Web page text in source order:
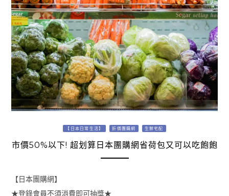
【日本日常生活】 折價團購網 生鮮宅配
市價50%以下! 超划算日本團購網省荷包又可以吃飽飽
【日本團購網】
★登錄會員不須消費即可抽獎★